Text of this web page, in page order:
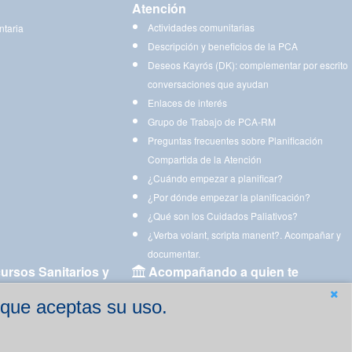
aceptas su uso.
Atención
Actividades comunitarias
Descripción y beneficios de la PCA
Deseos Kayrós (DK): complementar por escrito
conversaciones que ayudan
Enlaces de interés
Grupo de Trabajo de PCA-RM
Preguntas frecuentes sobre Planificación
Compartida de la Atención
¿Cuándo empezar a planificar?
¿Por dónde empezar la planificación?
¿Qué son los Cuidados Paliativos?
¿Verba volant, scripta manent?. Acompañar y
documentar.
Sanitarios y
Acompañando a quien te
Aplicaciones para descargar